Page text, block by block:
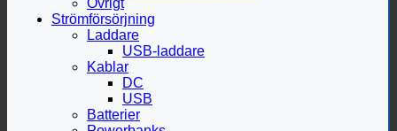
Strömförsörjning
Laddare
USB-laddare
Kablar
DC
USB
Batterier